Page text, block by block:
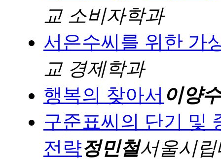
교 소비자학과
서은수씨를 위한 가
교 경제학과
행복의 찾아서 이양수
구준표씨의 단기 및
전략정민철서울시